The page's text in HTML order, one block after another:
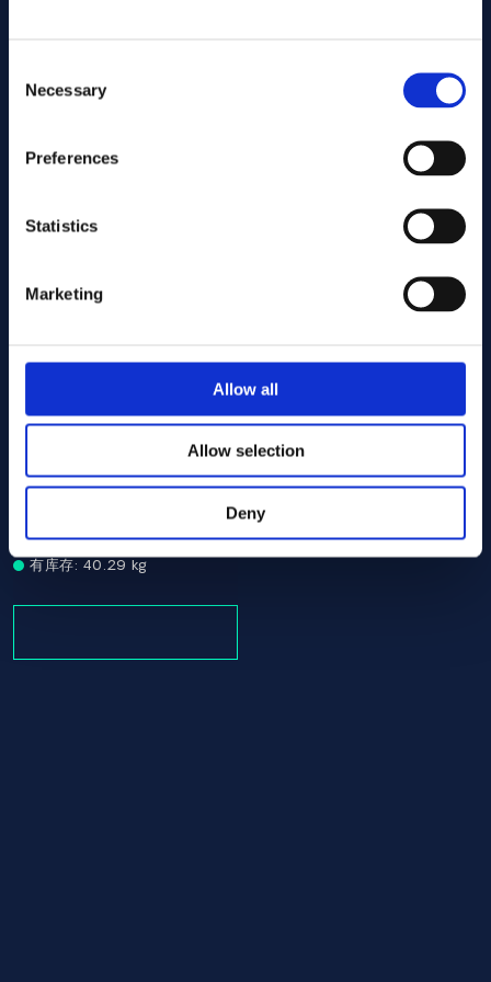
Selection
Necessary
Preferences
Statistics
Marketing
Allow all
Allow selection
Deny
Associerade produkter
Alloy 718 Round bar 82.50 AMS 5663
AMS 5663
82.50
有库存: 40.29 kg